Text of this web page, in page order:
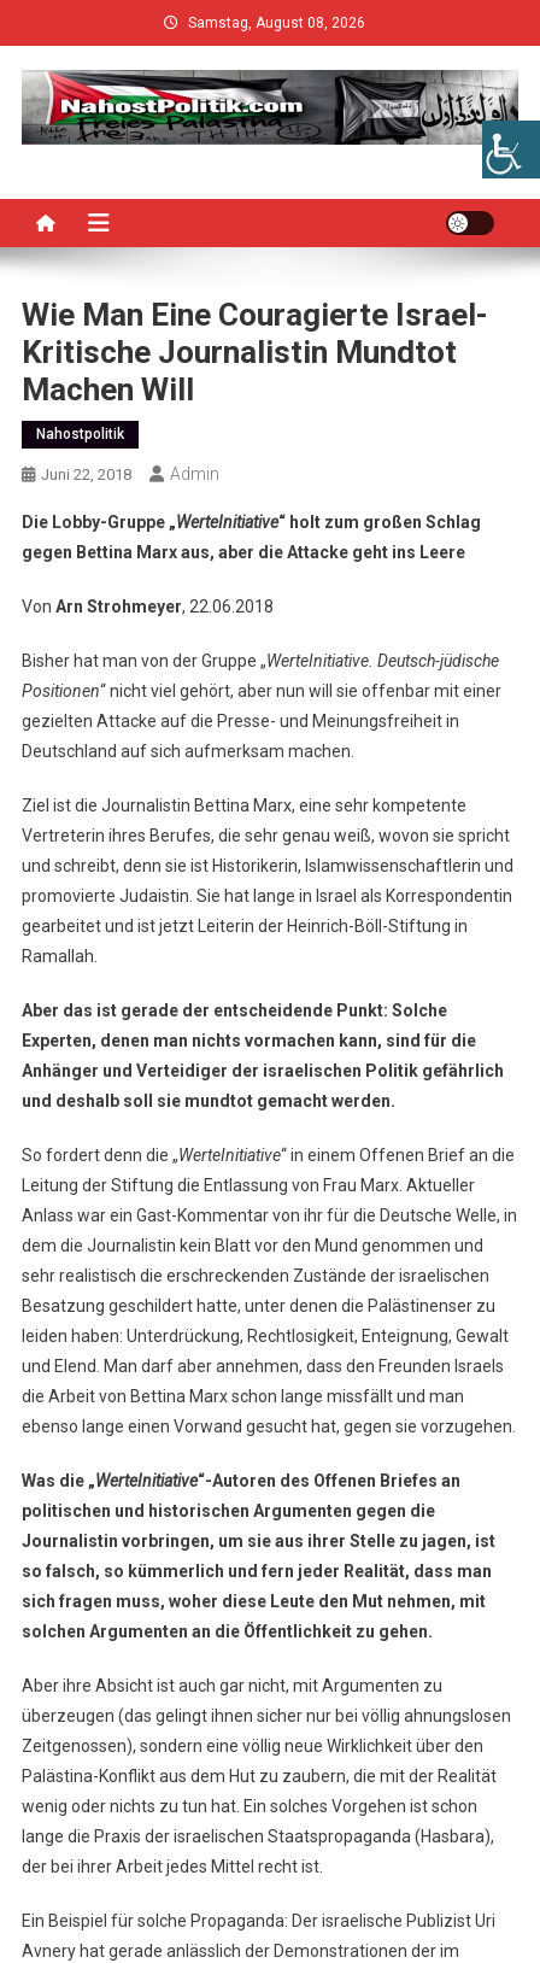
to
content
Samstag, August 08, 2026
Wie Man Eine Couragierte Israel-
Kritische Journalistin Mundtot
Machen Will
Nahostpolitik
Juni 22, 2018 Admin
Die Lobby-Gruppe „WerteInitiative“ holt zum großen Schlag
gegen Bettina Marx aus, aber die Attacke geht ins Leere
Von Arn Strohmeyer, 22.06.2018
Bisher hat man von der Gruppe „WerteInitiative. Deutsch-jüdische
Positionen“ nicht viel gehört, aber nun will sie offenbar mit einer
gezielten Attacke auf die Presse- und Meinungsfreiheit in
Deutschland auf sich aufmerksam machen.
Ziel ist die Journalistin Bettina Marx, eine sehr kompetente
Vertreterin ihres Berufes, die sehr genau weiß, wovon sie spricht
und schreibt, denn sie ist Historikerin, Islamwissenschaftlerin und
promovierte Judaistin. Sie hat lange in Israel als Korrespondentin
gearbeitet und ist jetzt Leiterin der Heinrich-Böll-Stiftung in
Ramallah.
Aber das ist gerade der entscheidende Punkt: Solche
Experten, denen man nichts vormachen kann, sind für die
Anhänger und Verteidiger der israelischen Politik gefährlich
und deshalb soll sie mundtot gemacht werden.
So fordert denn die „WerteInitiative“ in einem Offenen Brief an die
Leitung der Stiftung die Entlassung von Frau Marx. Aktueller
Anlass war ein Gast-Kommentar von ihr für die Deutsche Welle, in
dem die Journalistin kein Blatt vor den Mund genommen und
sehr realistisch die erschreckenden Zustände der israelischen
Besatzung geschildert hatte, unter denen die Palästinenser zu
leiden haben: Unterdrückung, Rechtlosigkeit, Enteignung, Gewalt
und Elend. Man darf aber annehmen, dass den Freunden Israels
die Arbeit von Bettina Marx schon lange missfällt und man
ebenso lange einen Vorwand gesucht hat, gegen sie vorzugehen.
Was die „WerteInitiative“-Autoren des Offenen Briefes an
politischen und historischen Argumenten gegen die
Journalistin vorbringen, um sie aus ihrer Stelle zu jagen, ist
so falsch, so kümmerlich und fern jeder Realität, dass man
sich fragen muss, woher diese Leute den Mut nehmen, mit
solchen Argumenten an die Öffentlichkeit zu gehen.
Aber ihre Absicht ist auch gar nicht, mit Argumenten zu
überzeugen (das gelingt ihnen sicher nur bei völlig ahnungslosen
Zeitgenossen), sondern eine völlig neue Wirklichkeit über den
Palästina-Konflikt aus dem Hut zu zaubern, die mit der Realität
wenig oder nichts zu tun hat. Ein solches Vorgehen ist schon
lange die Praxis der israelischen Staatspropaganda (Hasbara),
der bei ihrer Arbeit jedes Mittel recht ist.
Ein Beispiel für solche Propaganda: Der israelische Publizist Uri
Avnery hat gerade anlässlich der Demonstrationen der im